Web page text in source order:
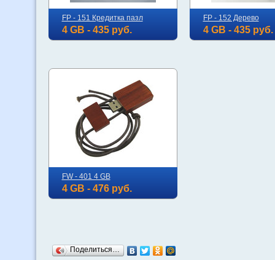
FP - 151 Кредитка пазл
4 GB - 435 руб.
FP - 152 Дерево
4 GB - 435 руб.
FW - 401 4 GB
4 GB - 476 руб.
Поделиться…